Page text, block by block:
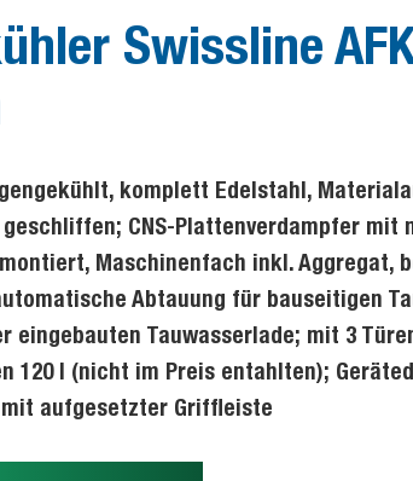
Swissline
komplett Edelstahl,
geschliffen; CNS-Plattenverdampfer mit
Maschinenfach inkl. Aggregat,
Abtauung für bauseitigen
eingebauten Tauwasserlade; mit 3
120 l (nicht im Preis entahlten);
aufgesetzter Griffleiste